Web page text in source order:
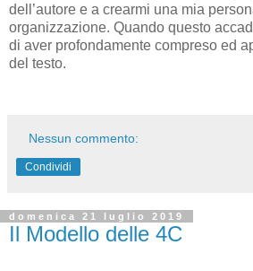
dell’autore e a crearmi una mia
organizzazione. Quando questo
di aver profondamente compreso ed
del testo.
Nessun commento:
Condividi
domenica 21 luglio 2019
Il Modello delle 4C